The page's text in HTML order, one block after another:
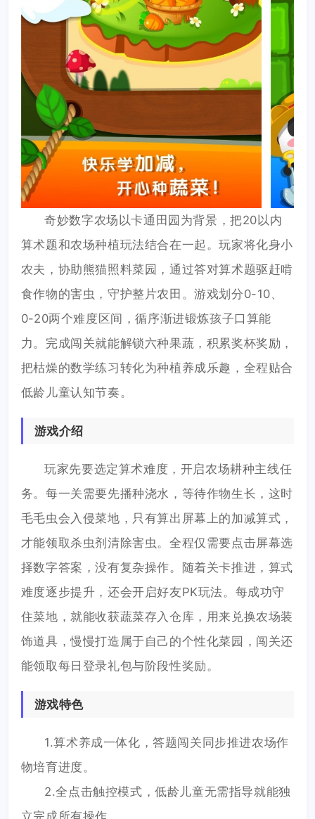
奇妙数字农场以卡通田园为背景，把20以内
算术题和农场种植玩法结合在一起。玩家将化身小
农夫，协助熊猫照料菜园，通过答对算术题驱赶啃
食作物的害虫，守护整片农田。游戏划分0-10、
0-20两个难度区间，循序渐进锻炼孩子口算能
力。完成闯关就能解锁六种果蔬，积累奖杯奖励，
把枯燥的数学练习转化为种植养成乐趣，全程贴合
低龄儿童认知节奏。
游戏介绍
玩家先要选定算术难度，开启农场耕种主线任
务。每一关需要先播种浇水，等待作物生长，这时
毛毛虫会入侵菜地，只有算出屏幕上的加减算式，
才能领取杀虫剂清除害虫。全程仅需要点击屏幕选
择数字答案，没有复杂操作。随着关卡推进，算式
难度逐步提升，还会开启好友PK玩法。每成功守
住菜地，就能收获蔬菜存入仓库，用来兑换农场装
饰道具，慢慢打造属于自己的个性化菜园，闯关还
能领取每日登录礼包与阶段性奖励。
游戏特色
1.算术养成一体化，答题闯关同步推进农场作
物培育进度。
2.全点击触控模式，低龄儿童无需指导就能独